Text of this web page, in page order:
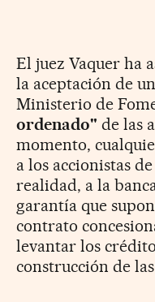
El juez Vaquer ha
la aceptación de
Ministerio de
ordenado" de las
momento,
a los accionistas
realidad, a la
garantía que
contrato
levantar los
construcción de